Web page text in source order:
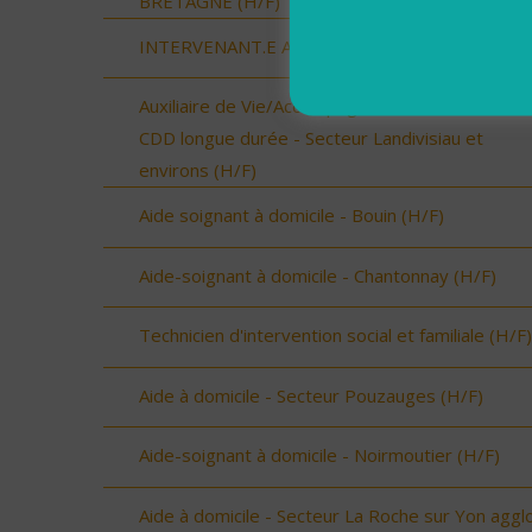
INTERVENANT.E A DOMICILE - RENNES (H/F)
Auxiliaire de Vie/Accompagnant Educatif et Social
CDD longue durée - Secteur Landivisiau et
environs (H/F)
Aide soignant à domicile - Bouin (H/F)
Aide-soignant à domicile - Chantonnay (H/F)
Technicien d'intervention social et familiale (H/F)
Aide à domicile - Secteur Pouzauges (H/F)
Aide-soignant à domicile - Noirmoutier (H/F)
Aide à domicile - Secteur La Roche sur Yon